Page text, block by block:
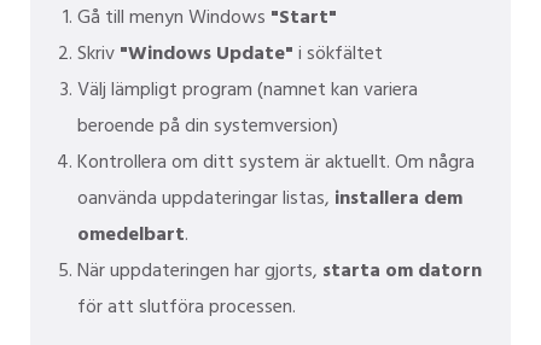
Gå till menyn Windows "Start"
Skriv"Windows Update"i sökfältet
Välj lämpligt program (namnet kan variera
beroende på din systemversion)
Kontrollera om ditt system är aktuellt. Om några
oanvända uppdateringar listas, installera dem
omedelbart.
När uppdateringen har gjorts, starta om datorn
för att slutföra processen.